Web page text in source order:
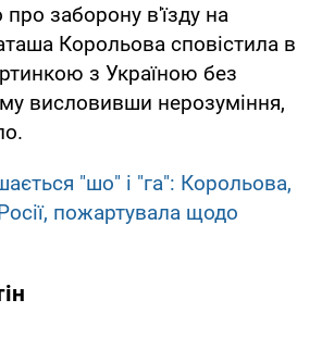
заборону в'їзду на
Корольова сповістила в
з Україною без
висловивши нерозуміння,
"шо" і "га": Корольова,
пожартувала щодо